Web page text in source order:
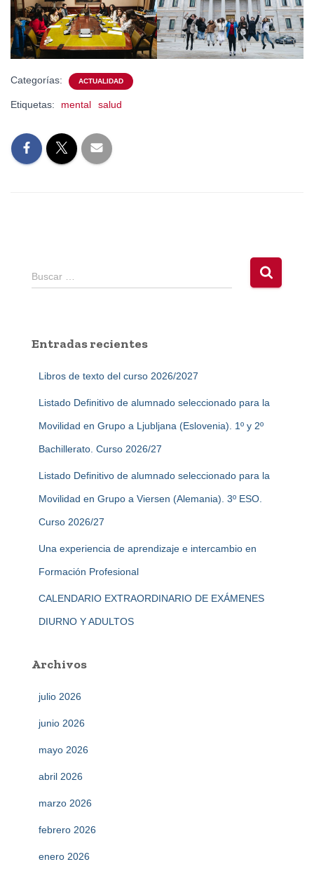
Categorías: ACTUALIDAD
Etiquetas: mental salud
B
u
r
Buscar …
Entradas recientes
Libros de texto del curso 2026/2027
Listado Definitivo de alumnado seleccionado para la
Movilidad en Grupo a Ljubljana (Eslovenia). 1º y 2º
Bachillerato. Curso 2026/27
Listado Definitivo de alumnado seleccionado para la
Movilidad en Grupo a Viersen (Alemania). 3º ESO.
Curso 2026/27
Una experiencia de aprendizaje e intercambio en
Formación Profesional
CALENDARIO EXTRAORDINARIO DE EXÁMENES
DIURNO Y ADULTOS
Archivos
julio 2026
junio 2026
mayo 2026
abril 2026
marzo 2026
febrero 2026
enero 2026